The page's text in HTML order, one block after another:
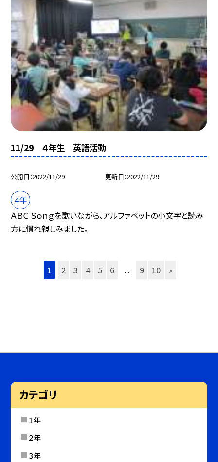
11/29 ４年生 英語活動
公開日 2022/11/29 更新日 2022/11/29
４年
ＡＢＣ Ｓｏｎｇを歌いながら、アルファベットの小文字と読み
方に慣れ親しみました。
1 2 3 4 5 6 ... 9 10 »
カテゴリ
１年
２年
３年